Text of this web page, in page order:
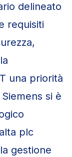
delineato
requisiti
una priorità
si è
plc
gestione